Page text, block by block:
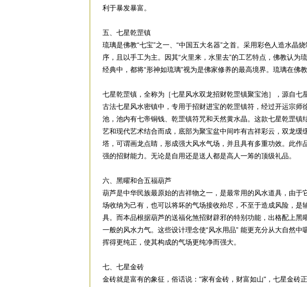
利于暴发暴富。
五、七星乾罡镇
琉璃是佛教“七宝”之一、“中国五大名器”之首。采用彩色人造水晶
序，且以手工为主。因其“火里来，水里去”的工艺特点，佛教认为
经典中，都将“形神如琉璃”视为是佛家修养的最高境界。琉璃在佛
七星乾罡镇，全称为［七星风水双龙招财乾罡镇聚宝池］，源自七
古法七星风水密镇中，专用于招财进宝的乾罡镇符，经过开运宗师
池，池内有七帝铜钱、乾罡镇符咒和天然黄水晶。这款七星乾罡镇
艺和现代艺术结合而成，底部为聚宝盆中间咋有吉祥彩云，双龙缓
塔，可谓画龙点睛，形成强大风水气场，并且具有多重功效。此作
强的招财能力。无论是自用还是送人都是高人一筹的顶级礼品。
六、黑曜和合五福葫芦
葫芦是中华民族最原始的吉祥物之一，是最常用的风水道具，由于
场收纳为己有，也可以将坏的气场接收殆尽，不至于造成风险，是
具。而本品根据葫芦的送福化煞招财辟邪的特别功能，出格配上黑
一般的风水力气。这些设计理念使“风水用品” 能更充分从大自然
挥得更纯正，使其构成的气场更纯净而强大。
七、七星金砖
金砖就是富有的象征，俗话说："家有金砖，财富如山"，七星金砖